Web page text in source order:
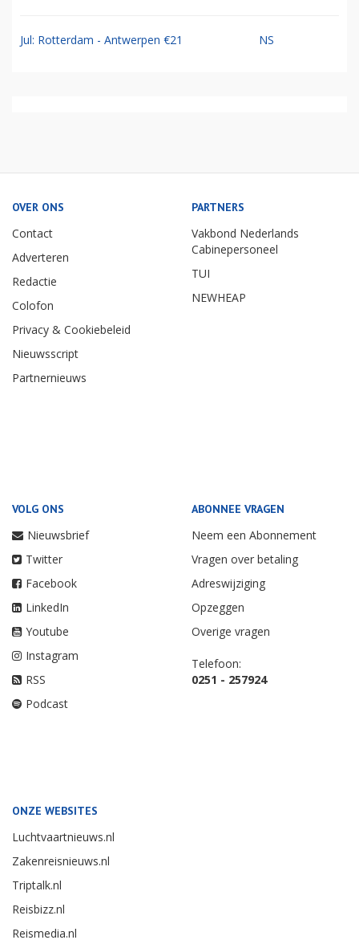
Jul: Rotterdam - Antwerpen €21 NS
OVER ONS
Contact
Adverteren
Redactie
Colofon
Privacy & Cookiebeleid
Nieuwsscript
Partnernieuws
PARTNERS
Vakbond Nederlands
Cabinepersoneel
TUI
NEWHEAP
VOLG ONS
Nieuwsbrief
Twitter
Facebook
LinkedIn
Youtube
Instagram
RSS
Podcast
ABONNEE VRAGEN
Neem een Abonnement
Vragen over betaling
Adreswijziging
Opzeggen
Overige vragen
Telefoon:
0251 - 257924
ONZE WEBSITES
Luchtvaartnieuws.nl
Zakenreisnieuws.nl
Triptalk.nl
Reisbizz.nl
Reismedia.nl